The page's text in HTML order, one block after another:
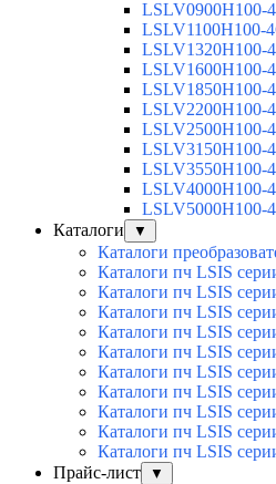
LSLV0900H100-
LSLV1100H100-
LSLV1320H100-
LSLV1600H100-
LSLV1850H100-
LSLV2200H100-
LSLV2500H100-
LSLV3150H100-
LSLV3550H100-
LSLV4000H100-
LSLV5000H100-
Каталоги
▼
Каталоги
Каталоги пч LSIS
Каталоги пч LSIS
Каталоги пч LSIS
Каталоги пч LSIS
Каталоги пч LSIS
Каталоги пч LSIS
Каталоги пч LSIS
Каталоги пч LSIS
Каталоги пч LSIS
Каталоги пч LSIS
Прайс-лист
▼